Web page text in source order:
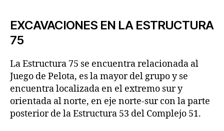
EXCAVACIONES EN LA ESTRUCTURA
75
La Estructura 75 se encuentra relacionada al
Juego de Pelota, es la mayor del grupo y se
encuentra localizada en el extremo sur y
orientada al norte, en eje norte-sur con la parte
posterior de la Estructura 53 del Complejo 51.